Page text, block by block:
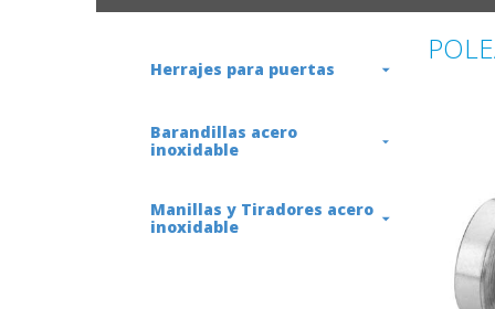
Herrajes para puertas
Barandillas acero
inoxidable
Manillas y Tiradores acero
inoxidable